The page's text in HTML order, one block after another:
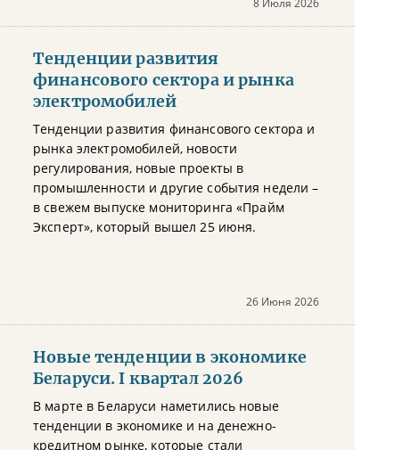
8 Июля 2026
Тенденции развития
финансового сектора и рынка
электромобилей
Тенденции развития финансового сектора и
рынка электромобилей, новости
регулирования, новые проекты в
промышленности и другие события недели –
в свежем выпуске мониторинга «Прайм
Эксперт», который вышел 25 июня.
26 Июня 2026
Новые тенденции в экономике
Беларуси. I квартал 2026
В марте в Беларуси наметились новые
тенденции в экономике и на денежно-
кредитном рынке, которые стали